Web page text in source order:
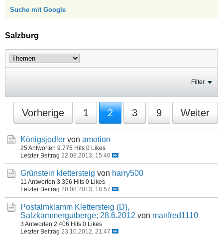
Suche mit Google
Salzburg
Filter
Vorherige 1 2 3 9 Weiter
Königsjodler von amotion
25 Antworten 9.775 Hits 0 Likes
Letzter Beitrag 22.08.2013, 15:46
Grünstein klettersteig von harry500
11 Antworten 3.356 Hits 0 Likes
Letzter Beitrag 20.08.2013, 18:57
Postalmklamm Klettersteig (D),
Salzkammergutberge; 28.6.2012 von manfred1110
3 Antworten 2.406 Hits 0 Likes
Letzter Beitrag 23.10.2012, 21:47